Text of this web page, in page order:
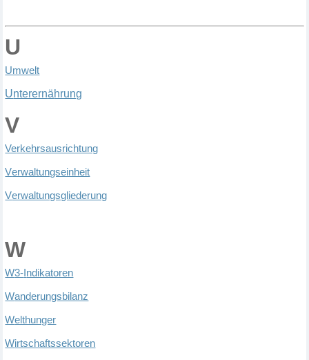
U
Umwelt
Unterernährung
V
Verkehrsausrichtung
Verwaltungseinheit
Verwaltungsgliederung
W
W3- ndikatoren
Wanderungsbilanz
Welthunger
Wirtschaftssektoren